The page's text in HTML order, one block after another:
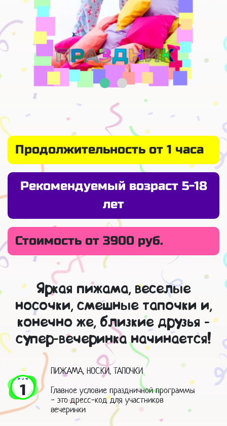
Продолжительность от 1 часа
Рекомендуемый возраст 5-18
лет
Стоимость от 3900 руб.
Яркая пижама, веселые
носочки, смешные тапочки и,
конечно же, близкие друзья -
супер-вечеринка начинается!
1
ПИЖАМА, НОСКИ, ТАПОЧКИ
Главное условие праздничной программы
- это дресс-код для участников
вечеринки